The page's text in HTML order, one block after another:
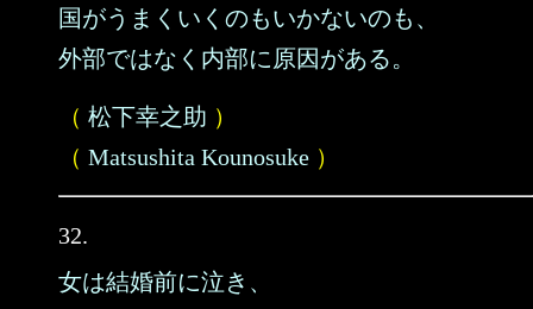
国がうまくいくのもいかないのも、
外部ではなく内部に原因がある。
（ 松下幸之助 ）
（ Matsushita Kounosuke ）
32.
女は結婚前に泣き、